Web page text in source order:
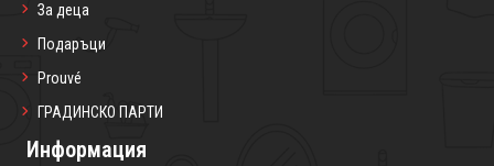
За деца
Подаръци
Prouvé
ГРАДИНСКО ПАРТИ
Информация